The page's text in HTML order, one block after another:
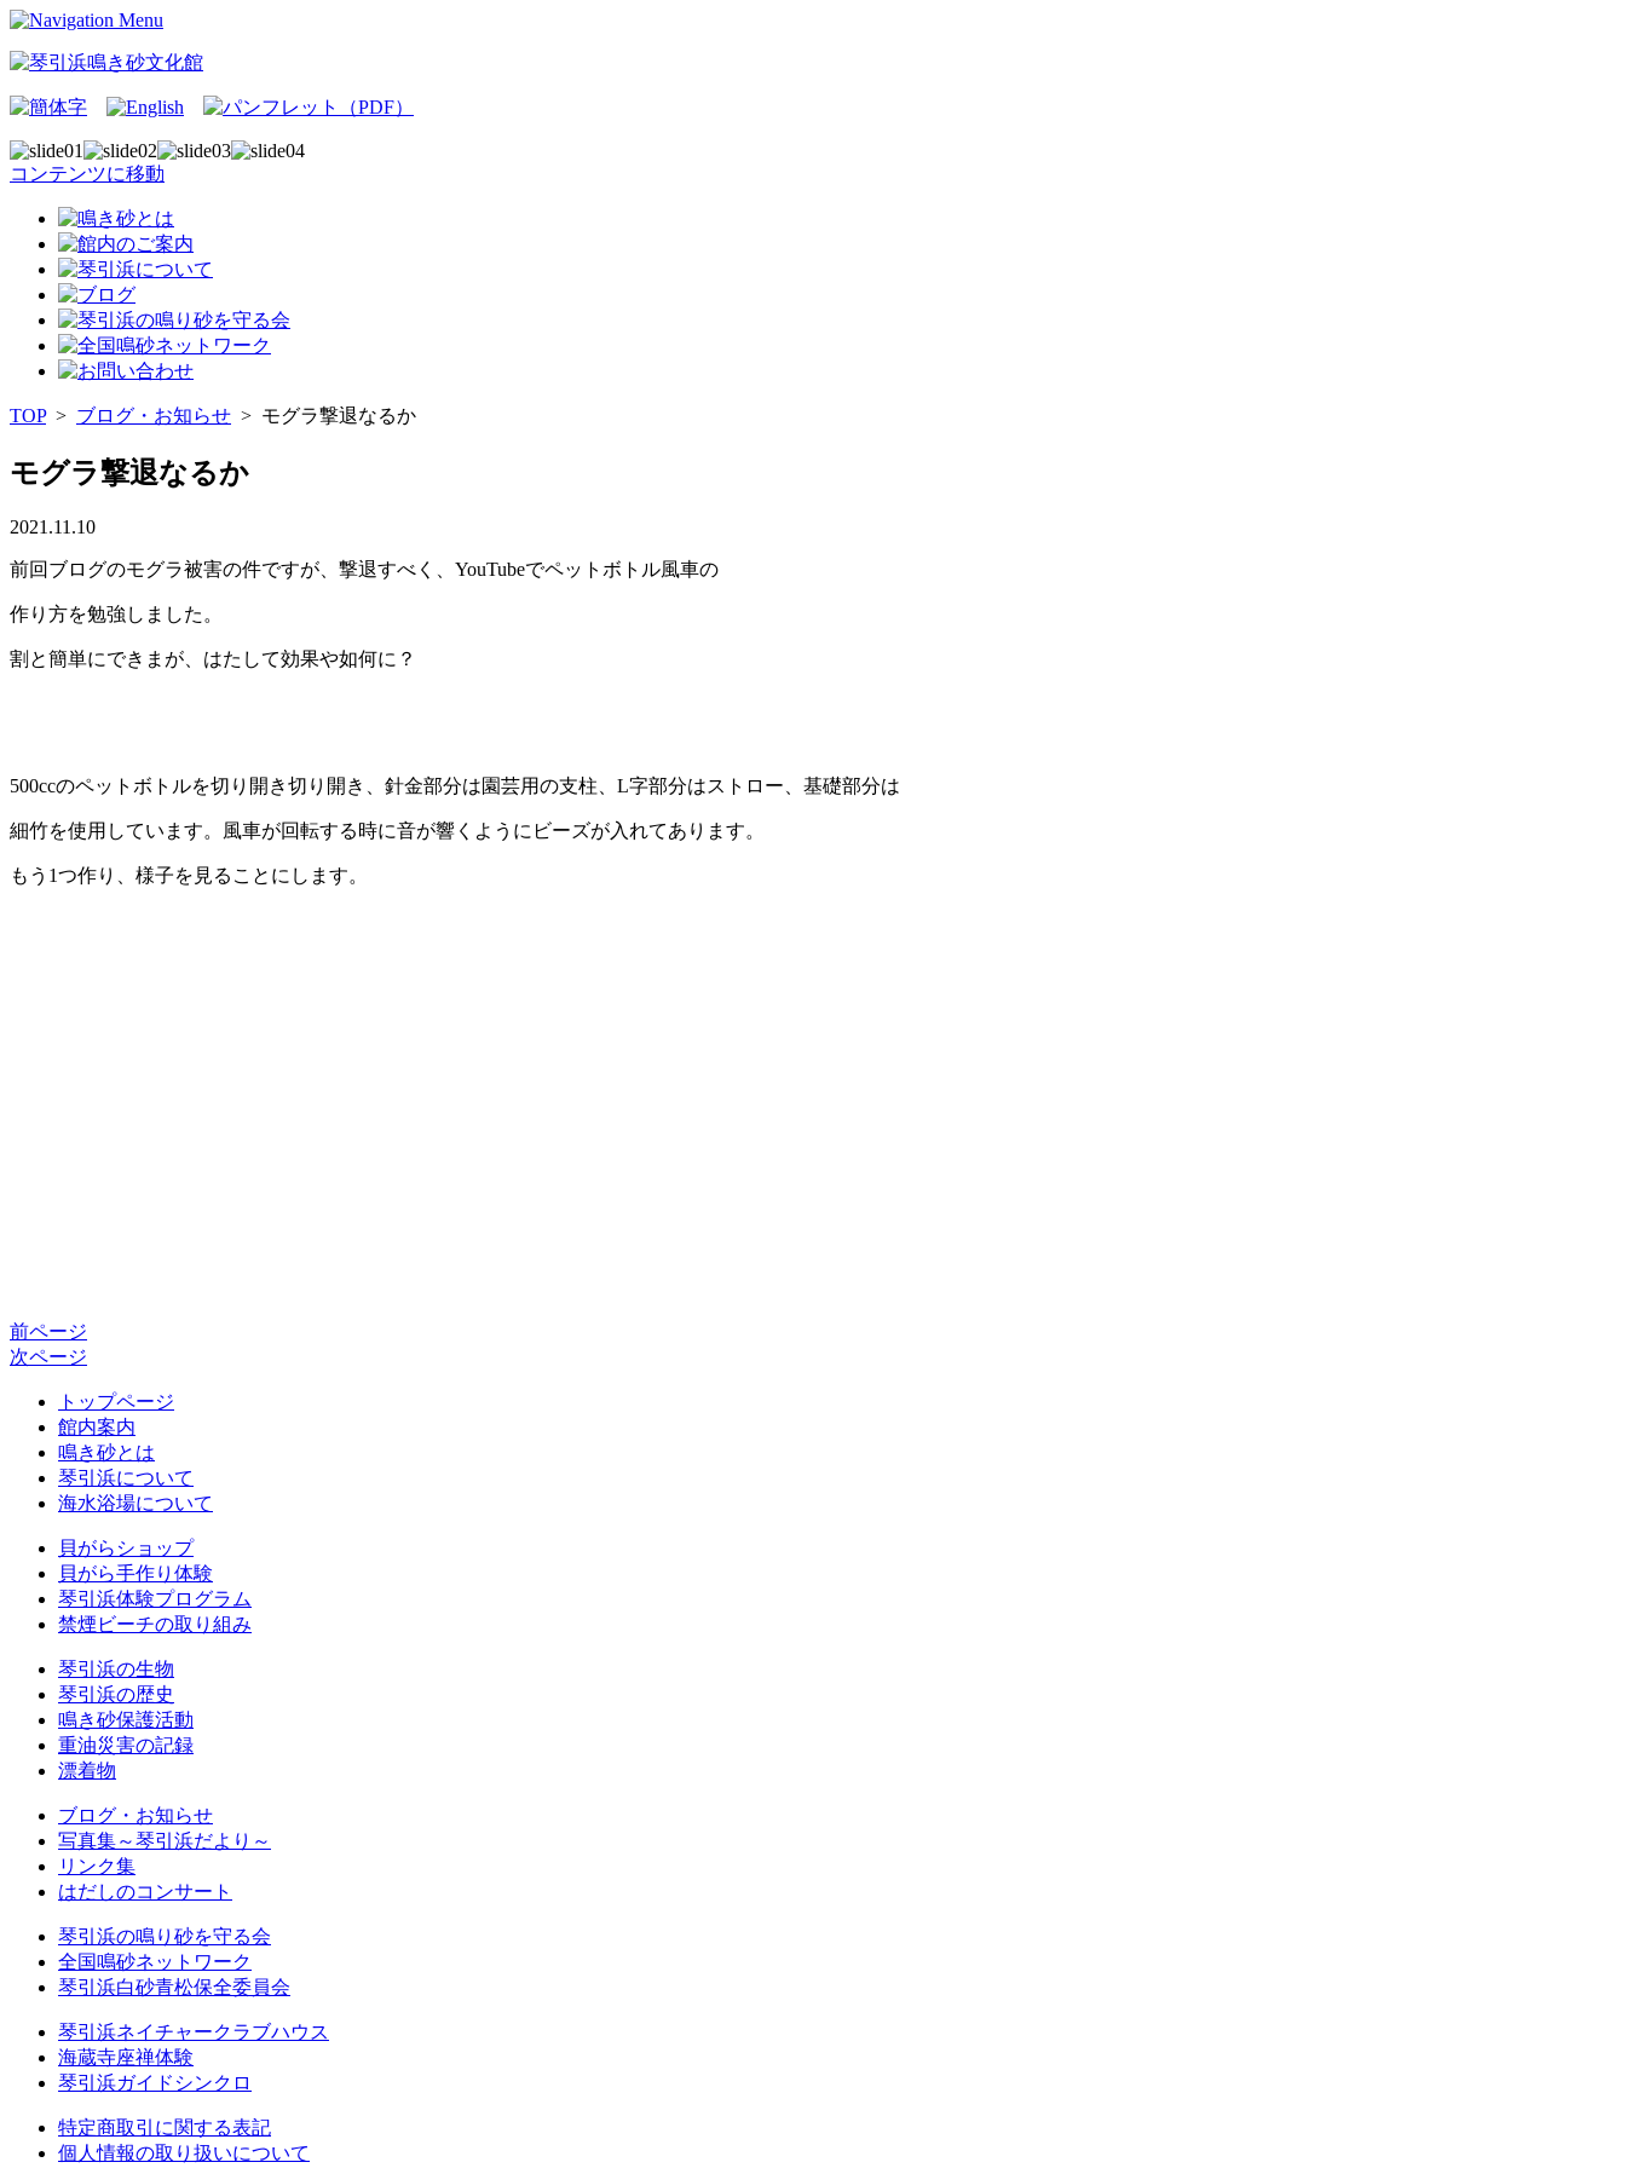
コンテンツに移動
TOP> ブログ・お知らせ > モグラ撃退なるか
モグラ撃退なるか
2021.11.10
前回ブログのモグラ被害の件ですが、撃退すべく、YouTubeでペットボトル風車の
作り方を勉強しました。
割と簡単にできまが、はたして効果や如何に？
500ccのペットボトルを切り開き切り開き、針金部分は園芸用の支柱、L字部分はストロー、基礎部分は
細竹を使用しています。風車が回転する時に音が響くようにビーズが入れてあります。
もう1つ作り、様子を見ることにします。
前ページ
次ページ
トップページ
館内案内
鳴き砂とは
琴引浜について
海水浴場について
貝がらショップ
貝がら手作り体験
琴引浜体験プログラム
禁煙ビーチの取り組み
琴引浜の生物
琴引浜の歴史
鳴き砂保護活動
重油災害の記録
漂着物
ブログ・お知らせ
写真集～琴引浜だより～
リンク集
はだしのコンサート
琴引浜の鳴り砂を守る会
全国鳴砂ネットワーク
琴引浜白砂青松保全委員会
琴引浜ネイチャークラブハウス
海蔵寺座禅体験
琴引浜ガイドシンクロ
特定商取引に関する表記
個人情報の取り扱いについて